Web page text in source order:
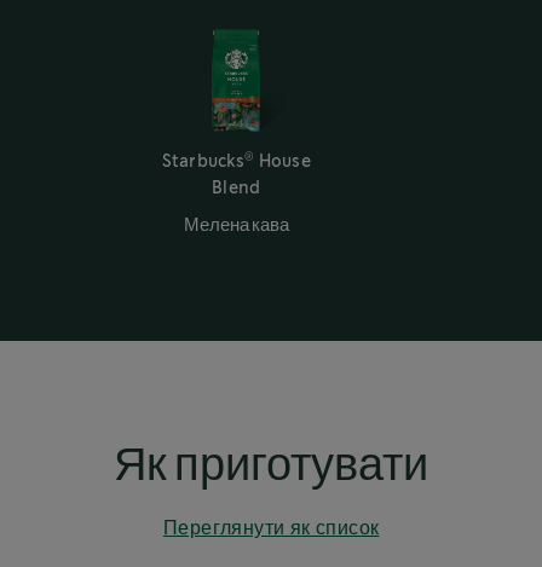
Starbucks®
House
Blend
Мелена кава
Як приготувати
Переглянути як список